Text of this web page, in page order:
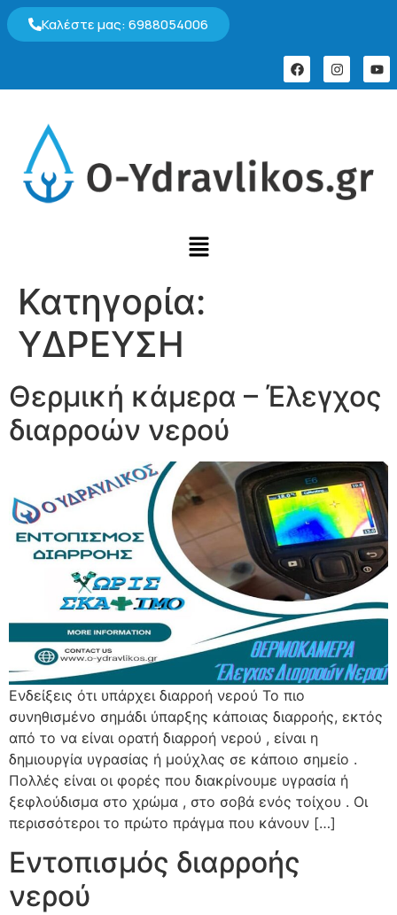
Καλέστε μας: 6988054006
Κατηγορία:
ΥΔΡΕΥΣΗ
Θερμική κάμερα – Έλεγχος
διαρροών νερού
Ενδείξεις ότι υπάρχει διαρροή νερού Το πιο
συνηθισμένο σημάδι ύπαρξης κάποιας διαρροής, εκτός
από το να είναι ορατή διαρροή νερού , είναι η
δημιουργία υγρασίας ή μούχλας σε κάποιο σημείο .
Πολλές είναι οι φορές που διακρίνουμε υγρασία ή
ξεφλούδισμα στο χρώμα , στο σοβά ενός τοίχου . Οι
περισσότεροι το πρώτο πράγμα που κάνουν […]
Εντοπισμός διαρροής
νερού